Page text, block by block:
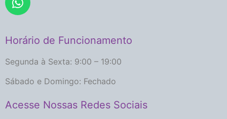
Horário de Funcionamento
Segunda à Sexta: 9:00 – 19:00
Sábado e Domingo: Fechado
Acesse Nossas Redes Sociais